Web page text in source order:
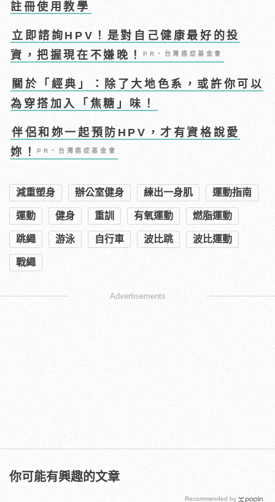
註冊使用教學
立即諮詢HPV！是對自己健康最好的投
資，把握現在不嫌晚！PR・台灣癌症基金會
關於「經典」：除了大地色系，或許你可以
為穿搭加入「焦糖」味！
伴侶和妳一起預防HPV，才有資格說愛
妳！PR・台灣癌症基金會
減重塑身 辦公室健身 練出一身肌 運動指南
運動 健身 重訓 有氧運動 燃脂運動
跳繩 游泳 自行車 波比跳 波比運動
戰繩
Advertisements
你可能有興趣的文章
Recommended by